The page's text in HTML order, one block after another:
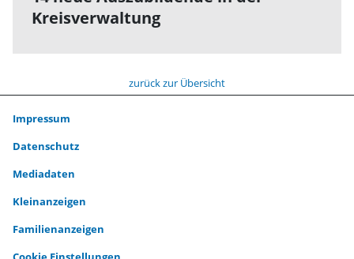
Kreisverwaltung
zurück zur Übersicht
Impressum
Datenschutz
Mediadaten
Kleinanzeigen
Familienanzeigen